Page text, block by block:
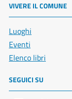
VIVERE IL COMUNE
Luoghi
Eventi
Elenco libri
SEGUICI SU